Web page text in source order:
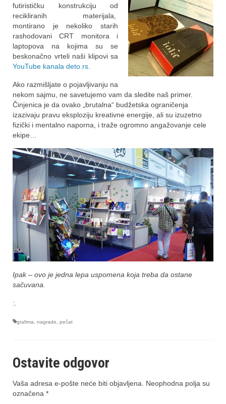
futirističku konstrukciju od
recikliranih materijala,
montirano je nekoliko starih
rashodovani CRT monitora i
laptopova na kojima su se
beskonačno vrteli naši klipovi sa
YouTube kanala deto.rs.
Ako razmišljate o pojavljivanju na
nekom sajmu, ne savetujemo vam da sledite naš primer.
Činjenica je da ovako „brutalna“ budžetska ograničenja
izazivaju pravu eksploziju kreativne energije, ali su izuzetno
fizički i mentalno naporna, i traže ogromno angažovanje cele
ekipe…
Ipak – ovo je jedna lepa uspomena koja treba da ostane
sačuvana.
:.
grafima, nagrade, pečat
Ostavite odgovor
Vaša adresa e-pošte neće biti objavljena. Neophodna polja su
označena *